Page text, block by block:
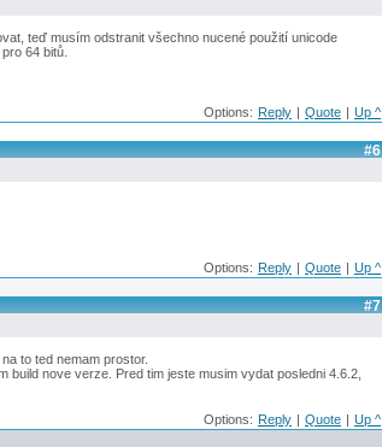
teď musím odstranit všechno nucené použití unicode
64 bitů.
Options: Reply | Quote | Up ^
#6
Options: Reply | Quote | Up ^
#7
to ted nemam prostor.
nove verze. Pred tim jeste musim vydat posledni 4.6.2,
Options: Reply | Quote | Up ^